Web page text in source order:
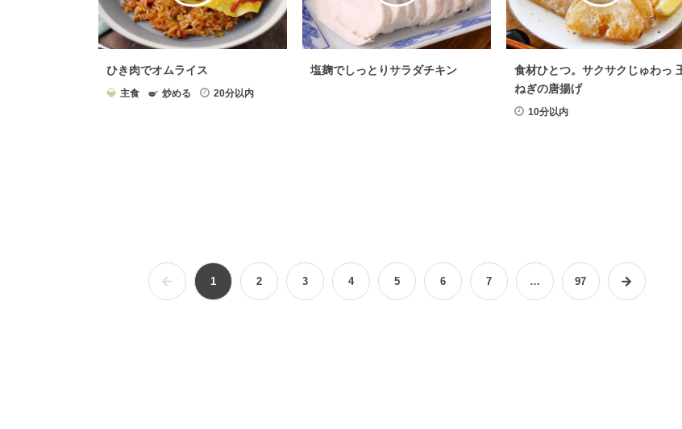
ひき肉でオムライス
主食 炒める 20分以内
塩麹でしっとりサラダチキン
食材ひとつ。サクサクじゅわっ
ねぎの唐揚げ
10分以内
1 2 3 4 5 6 7 … 97